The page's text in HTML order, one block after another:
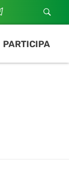
PARTICIPA